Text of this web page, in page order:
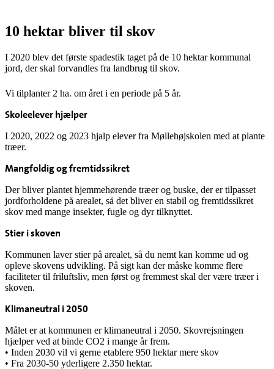
10 hektar bliver til skov
I 2020 blev det første spadestik taget på de 10 hektar kommunal
jord, der skal forvandles fra landbrug til skov.
Vi tilplanter 2 ha. om året i en periode på 5 år.
Skoleelever hjælper
I 2020, 2022 og 2023 hjalp elever fra Møllehøjskolen med at plante
træer.
Mangfoldig og fremtidssikret
Der bliver plantet hjemmehørende træer og buske, der er tilpasset
jordforholdene på arealet, så det bliver en stabil og fremtidssikret
skov med mange insekter, fugle og dyr tilknyttet.
Stier i skoven
Kommunen laver stier på arealet, så du nemt kan komme ud og
opleve skovens udvikling. På sigt kan der måske komme flere
faciliteter til friluftsliv, men først og fremmest skal der være træer i
skoven.
Klimaneutral i 2050
Målet er at kommunen er klimaneutral i 2050. Skovrejsningen
hjælper ved at binde CO2 i mange år frem.
• Inden 2030 vil vi gerne etablere 950 hektar mere skov
• Fra 2030-50 yderligere 2.350 hektar.